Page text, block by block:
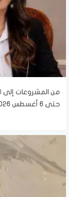
حتى 6 أغسطس 2026